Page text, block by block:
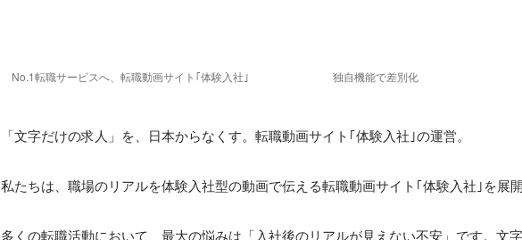
No.1転職サービスへ、転職動画サイト｢体験入社｣ 独自機能で差別化
「文字だけの求人」を、日本からなくす。転職動画サイト｢体験入社｣の運営。
私たちは、職場のリアルを体験入社型の動画で伝える転職動画サイト｢体験入社｣を展開
多くの転職活動において、最大の悩みは「入社後のリアルが見えない不安」です。文